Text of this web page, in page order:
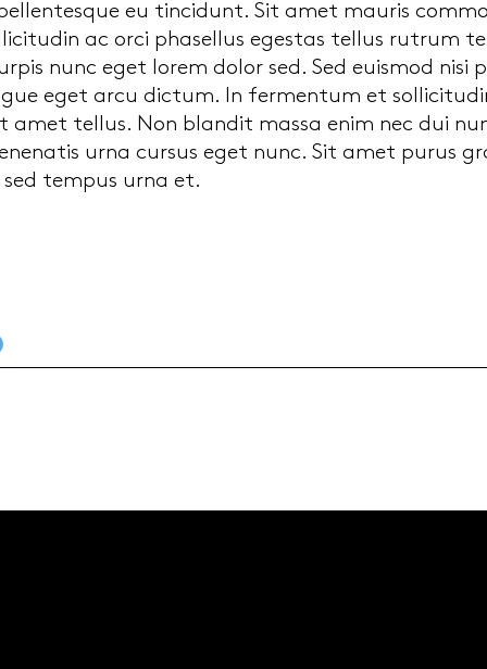
eu tincidunt. Sit amet mauris
ac orci phasellus egestas tellus rutrum
nunc eget lorem dolor sed. Sed euismod
eget arcu dictum. In fermentum et
amet tellus. Non blandit massa enim nec dui
urna cursus eget nunc. Sit amet purus
sed tempus urna et.